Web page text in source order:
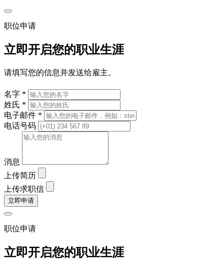
职位申请
立即开启您的职业生涯
请填写您的信息并发送给雇主。
名字 *
姓氏 *
电子邮件 *
电话号码
消息
上传简历
上传求职信
立即申请
职位申请
立即开启您的职业生涯